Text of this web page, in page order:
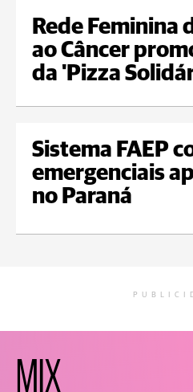
Rede Feminina
ao Câncer
da 'Pizza
Sistema FAEP
emergenciais
no Paraná
MIX